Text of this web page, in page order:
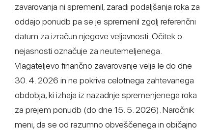
zavarovanja ni spremenil, zaradi podaljšanja roka za
oddajo ponudb pa se je spremenil zgolj referenčni
datum za izračun njegove veljavnosti. Očitek o
nejasnosti označuje za neutemeljenega.
Vlagateljevo finančno zavarovanje velja le do dne
30. 4. 2026 in ne pokriva celotnega zahtevanega
obdobja, ki izhaja iz nazadnje spremenjenega roka
za prejem ponudb (do dne 15. 5. 2026). Naročnik
meni, da se od razumno obveščenega in običajno